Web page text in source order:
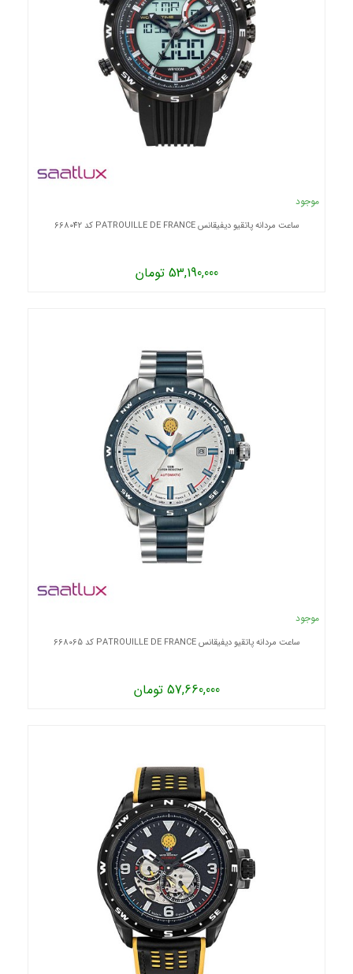
موجود
ساعت مردانه پاتقیو دیفیقانس PATROUILLE DE FRANCE کد 668042
53,190,000 تومان
موجود
ساعت مردانه پاتقیو دیفیقانس PATROUILLE DE FRANCE کد 668065
57,660,000 تومان